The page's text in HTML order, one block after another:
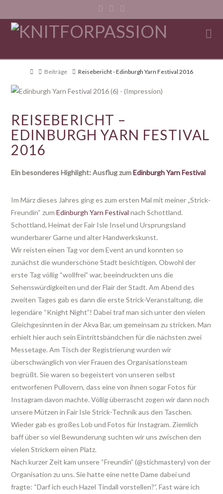
HomeBeiträge Reisebericht - Edinburgh Yarn Festival 2016
REISEBERICHT –
EDINBURGH YARN FESTIVAL
2016
Ein besonderes Highlight: Ausflug zumEdinburgh Yarn Festival
Im März dieses Jahres ging es zum ersten Mal mit meiner „Strick-
Freundin“ zumEdinburgh Yarn Festival nach Schottland.
Schottland, Heimat der Fair Isle Insel und Ursprungsland
wunderbarer Garne und alter Handwerkskunst.
Wir reisten einen Tag vor dem Event an und konnten so
zunächst die wunderschöne Stadt besichtigen. Obwohl der
erste Tag völlig “wollfrei” war, beeindruckten uns die
Sehenswürdigkeiten und der Flair der Stadt. Am Abend des
zweiten Tages gab es dann die erste Strick-Veranstaltung, die
legendäre “Knight Night”! Dabei traf man sich unter den vielen
Gleichgesinnten in der Akva Bar, um gemeinsam zu stricken. Man
erhielt hier auch sein Eintrittsbändchen für die nächsten zwei
Messetage. Am Tisch der Registrierung wurden wir
überschwänglich von vier Frauen des Organisationsteam
begrüßt. Sie waren so begeistert von unseren selbst
entworfenen Pullovern, dass eine von ihnen sogar Fotos für
Instagram davon machte. Völlig überrascht zogen wir dann noch
unsere Mützen in Fair Isle Strick-Technik aus den Taschen.
Wieder gab es großes Lob und Fotos für Instagram. Ziemlich
baff über so viel Bewunderung suchten wir uns zwischen den
vielen Strickern einen Platz.
Nach kurzer Zeit kam unsere “Freundin” (@stichmastery) von der
Organisation zu uns. Sie hatte eine nette Dame dabei und
fragte: “Darf ich euch Hazel Tindall vorstellen?”. Fast wäre ich